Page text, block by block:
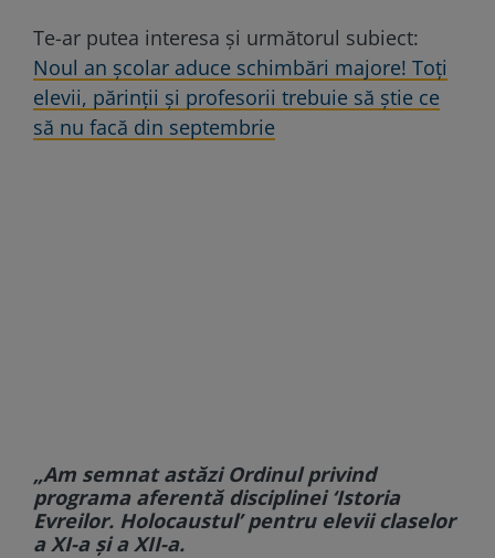
Te-ar putea interesa și următorul subiect:
Noul an școlar aduce schimbări majore! Toți
elevii, părinții și profesorii trebuie să știe ce
să nu facă din septembrie
„Am semnat astăzi Ordinul privind
programa aferentă disciplinei ‘Istoria
Evreilor. Holocaustul’ pentru elevii claselor
a XI-a și a XII-a.